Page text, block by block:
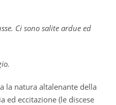
Ci sono salite ardue ed
la natura altalenante della
ed eccitazione (le discese